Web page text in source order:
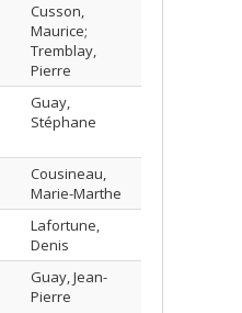
Cusson,
Maurice;
Tremblay,
Pierre
Guay,
Stéphane
Cousineau,
Marie-Marthe
Lafortune,
Denis
Guay, Jean-
Pierre